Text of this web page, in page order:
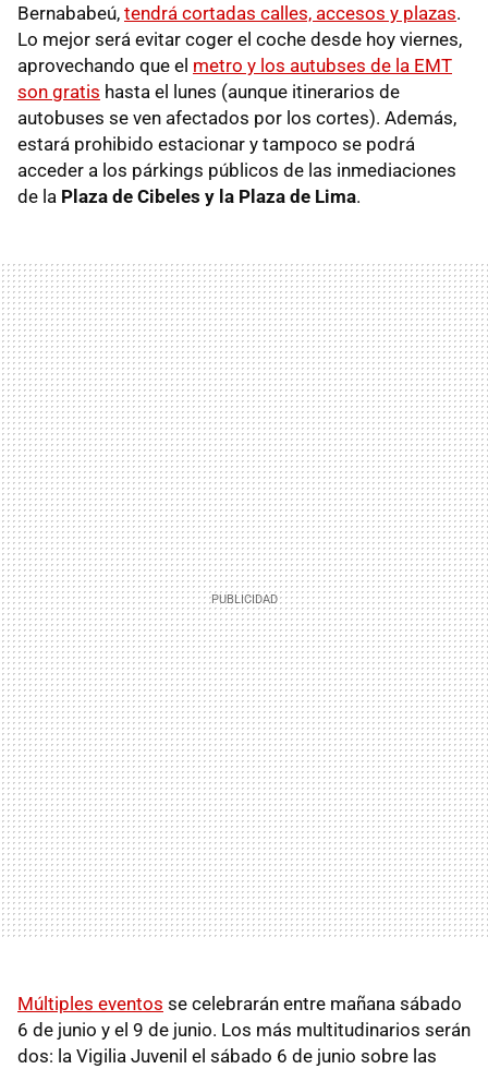
Bernababeú, tendrá cortadas calles, accesos y plazas.
Lo mejor será evitar coger el coche desde hoy viernes,
aprovechando que el metro y los autubses de la EMT
son gratis hasta el lunes (aunque itinerarios de
autobuses se ven afectados por los cortes). Además,
estará prohibido estacionar y tampoco se podrá
acceder a los párkings públicos de las inmediaciones
de la Plaza de Cibeles y la Plaza de Lima.
Múltiples eventos se celebrarán entre mañana sábado
6 de junio y el 9 de junio. Los más multitudinarios serán
dos: la Vigilia Juvenil el sábado 6 de junio sobre las